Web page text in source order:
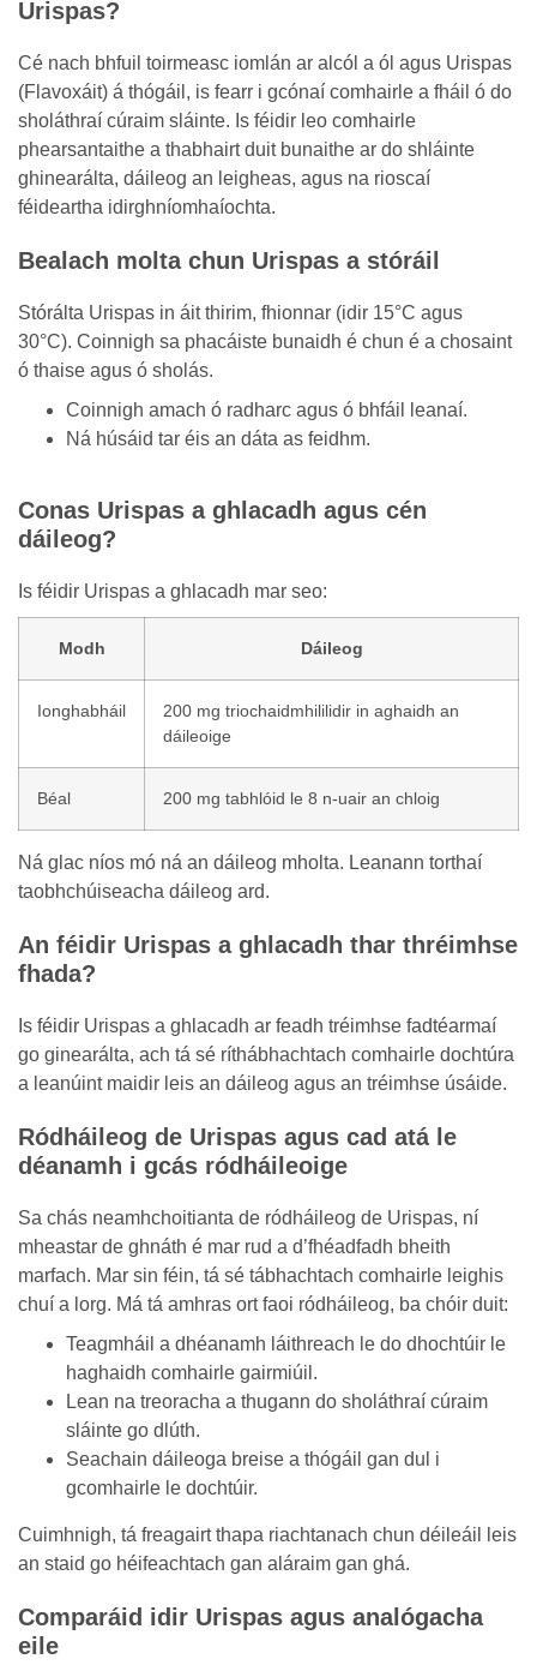
Urispas?
Cé nach bhfuil toirmeasc iomlán ar alcól a ól agus Urispas
(Flavoxáit) á thógáil, is fearr i gcónaí comhairle a fháil ó do
sholáthraí cúraim sláinte. Is féidir leo comhairle
phearsantaithe a thabhairt duit bunaithe ar do shláinte
ghinearálta, dáileog an leigheas, agus na rioscaí
féideartha idirghníomhaíochta.
Bealach molta chun Urispas a stóráil
Stórálta Urispas in áit thirim, fhionnar (idir 15°C agus
30°C). Coinnigh sa phacáiste bunaidh é chun é a chosaint
ó thaise agus ó sholás.
Coinnigh amach ó radharc agus ó bhfáil leanaí.
Ná húsáid tar éis an dáta as feidhm.
Conas Urispas a ghlacadh agus cén
dáileog?
Is féidir Urispas a ghlacadh mar seo:
Modh Dáileog
Ionghabháil
200 mg triochaidmhililidir in aghaidh an
dáileoige
Béal 200 mg tabhlóid le 8 n-uair an chloig
Ná glac níos mó ná an dáileog mholta. Leanann torthaí
taobhchúiseacha dáileog ard.
An féidir Urispas a ghlacadh thar thréimhse
fhada?
Is féidir Urispas a ghlacadh ar feadh tréimhse fadtéarmaí
go ginearálta, ach tá sé ríthábhachtach comhairle dochtúra
a leanúint maidir leis an dáileog agus an tréimhse úsáide.
Ródháileog de Urispas agus cad atá le
déanamh i gcás ródháileoige
Sa chás neamhchoitianta de ródháileog de Urispas, ní
mheastar de ghnáth é mar rud a d’fhéadfadh bheith
marfach. Mar sin féin, tá sé tábhachtach comhairle leighis
chuí a lorg. Má tá amhras ort faoi ródháileog, ba chóir duit:
Teagmháil a dhéanamh láithreach le do dhochtúir le
haghaidh comhairle gairmiúil.
Lean na treoracha a thugann do sholáthraí cúraim
sláinte go dlúth.
Seachain dáileoga breise a thógáil gan dul i
gcomhairle le dochtúir.
Cuimhnigh, tá freagairt thapa riachtanach chun déileáil leis
an staid go héifeachtach gan aláraim gan ghá.
Comparáid idir Urispas agus analógacha
eile